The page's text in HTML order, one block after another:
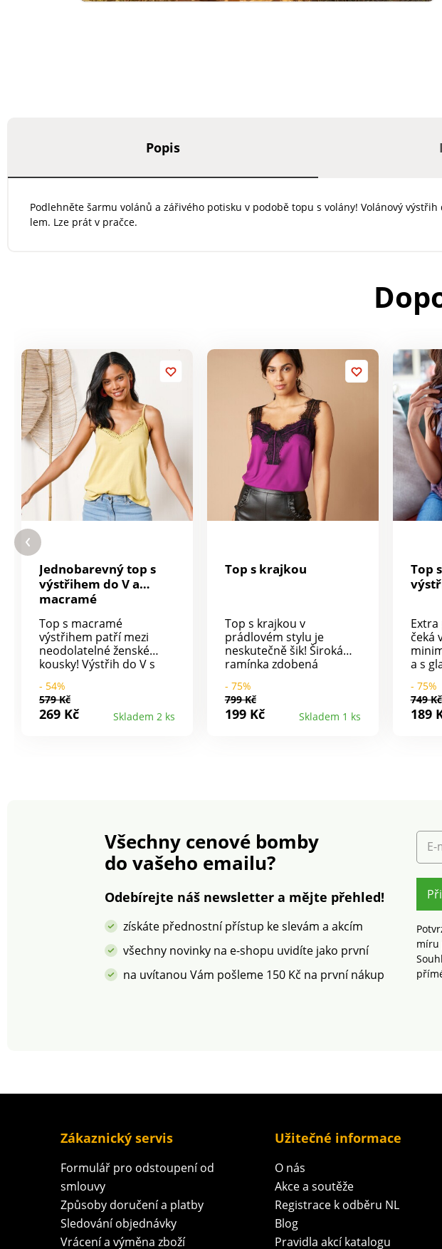
Popis
Podlehněte šarmu volánů a zářivého potisku v podobě topu s volány! Volánový
lem. Lze prát v pračce.
Jednobarevný top s
výstřihem do V a
macramé
Top s macramé
výstřihem patří mezi
neodolatelné ženské
kousky! Výstřih do V s
zakončením. Úzká
nastavitelná ramínka.
Rovný spodní lem. Lze
- 54%
579 Kč
269 Kč Skladem 2 ks
Top s krajkou
Top s krajkou v
prádlovém stylu je
neskutečně šik! Široká
ramínka zdobená
střihu s prsními záševky.
Vpředu výstřih do "V".
Rovný spodní lem. Lze
- 75%
799 Kč
199 Kč Skladem 1 ks
Top
čeká
a s
- 75%
749 Kč
189
Všechny cenové bomby
do vašeho emailu?
Odebírejte náš newsletter a mějte přehled!
získáte přednostní přístup ke slevám a akcím
všechny novinky na e-shopu uvidíte jako první
na uvítanou Vám pošleme 150 Kč na první nákup
E-
míru
Zákaznický servis
Formulář pro odstoupení od
smlouvy
Způsoby doručení a platby
Sledování objednávky
Vrácení a výměna zboží
Užitečné informace
O nás
Akce a soutěže
Registrace k odběru NL
Blog
Pravidla akcí katalogu